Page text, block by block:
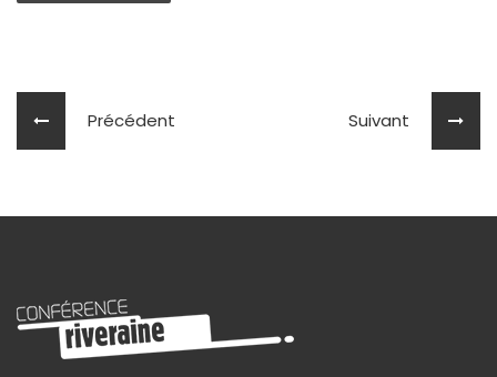
Précédent Suivant